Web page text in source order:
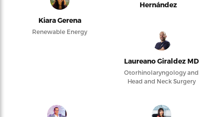
Kiara Gerena
Renewable Energy
Hernández
Laureano Giraldez MD
Otorhinolaryngology and
Head and Neck Surgery